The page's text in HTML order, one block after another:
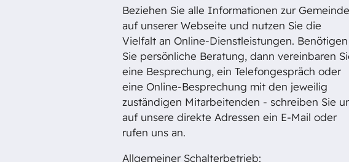
Beziehen Sie alle Informationen zur Gemeinde
auf unserer Webseite und nutzen Sie die
Vielfalt an Online-Dienstleistungen. Benötigen
Sie persönliche Beratung, dann vereinbaren
eine Besprechung, ein Telefongespräch oder
eine Online-Besprechung mit den jeweilig
zuständigen Mitarbeitenden - schreiben Sie
auf unsere direkte Adressen ein E-Mail oder
rufen uns an.
Allgemeiner Schalterbetrieb: